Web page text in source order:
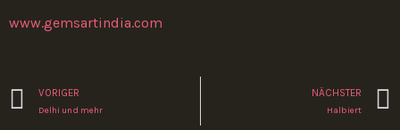
www.gemsartindia.com
Zurück
VORIGER
Delhi und mehr
NÄCHSTER
Halbiert